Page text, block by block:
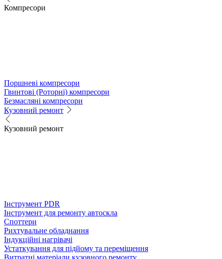
Компресори
Поршневі компресори
Гвинтові (Роторні) компресори
Безмасляні компресори
Кузовний ремонт
Кузовний ремонт
Інструмент PDR
Інструмент для ремонту автоскла
Споттери
Рихтувальне обладнання
Індукційні нагрівачі
Устаткування для підйому та переміщення
Витратні матеріали кузовного ремонту